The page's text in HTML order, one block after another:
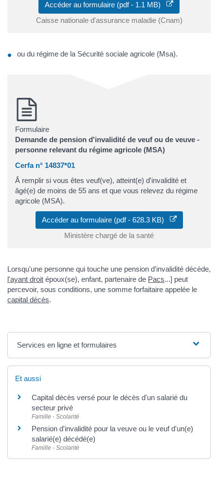
Accéder au formulaire (pdf - 1.1 MB)
Caisse nationale d'assurance maladie (Cnam)
ou du régime de la Sécurité sociale agricole (Msa).
Formulaire
Demande de pension d'invalidité de veuf ou de veuve -
personne relevant du régime agricole (MSA)
Cerfa n° 14837*01
Å remplir si vous êtes veuf(ve), atteint(e) d'invalidité et
âgé(e) de moins de 55 ans et que vous relevez du régime
agricole (MSA).
Accéder au formulaire (pdf - 628.3 KB)
Ministère chargé de la santé
Lorsqu'une personne qui touche une pension d'invalidité décède,
l'ayant droit époux(se), enfant, partenaire de Pacs...] peut
percevoir, sous conditions, une somme forfaitaire appelée le
capital décès.
Services en ligne et formulaires
Et aussi
Capital décès versé pour le décès d'un salarié du
secteur privé
Famille - Scolarité
Pension d'invalidité pour la veuve ou le veuf d'un(e)
salarié(e) décédé(e)
Famille - Scolarité